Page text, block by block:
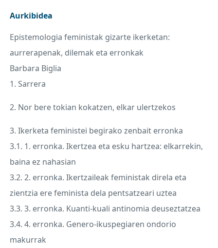
Aurkibidea
Epistemologia feministak gizarte ikerketan:
aurrerapenak, dilemak eta erronkak
Barbara Biglia
1. Sarrera
2. Nor bere tokian kokatzen, elkar ulertzekos
3. Ikerketa feministei begirako zenbait erronka
3.1. 1. erronka. Ikertzea eta esku hartzea: elkarrekin,
baina ez nahasian
3.2. 2. erronka. Ikertzaileak feministak direla eta
zientzia ere feminista dela pentsatzeari uztea
3.3. 3. erronka. Kuanti-kuali antinomia deuseztatzea
3.4. 4. erronka. Genero-ikuspegiaren ondorio
makurrak